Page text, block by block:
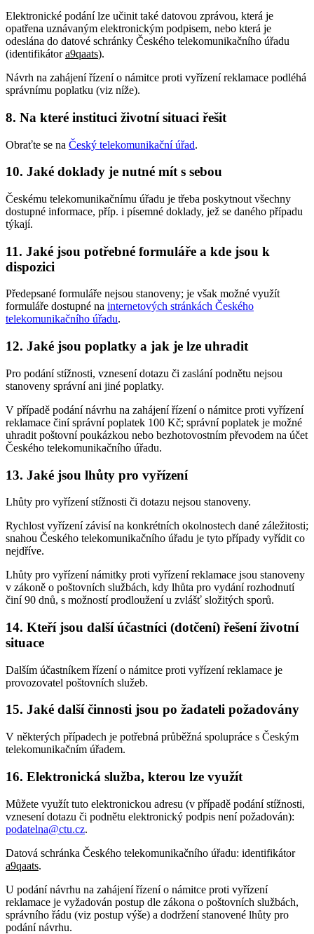
Elektronické podání lze učinit také datovou zprávou, která je
opatřena uznávaným elektronickým podpisem, nebo která je
odeslána do datové schránky Českého telekomunikačního úřadu
(identifikátora9qaats).
Návrh na zahájení řízení o námitce proti vyřízení reklamace podléhá
správnímu poplatku (viz níže).
8. Na které instituci životní situaci řešit
Obraťte se na Český telekomunikační úřad.
10. Jaké doklady je nutné mít s sebou
Českému telekomunikačnímu úřadu je třeba poskytnout všechny
dostupné informace, příp. i písemné doklady, jež se daného případu
týkají.
11. Jaké jsou potřebné formuláře a kde jsou k
dispozici
Předepsané formuláře nejsou stanoveny; je však možné využít
formuláře dostupné na internetových stránkách Českého
telekomunikačního úřadu.
12. Jaké jsou poplatky a jak je lze uhradit
Pro podání stížnosti, vznesení dotazu či zaslání podnětu nejsou
stanoveny správní ani jiné poplatky.
V případě podání návrhu na zahájení řízení o námitce proti vyřízení
reklamace činí správní poplatek 100 Kč; správní poplatek je možné
uhradit poštovní poukázkou nebo bezhotovostním převodem na účet
Českého telekomunikačního úřadu.
13. Jaké jsou lhůty pro vyřízení
Lhůty pro vyřízení stížnosti či dotazu nejsou stanoveny.
Rychlost vyřízení závisí na konkrétních okolnostech dané záležitosti;
snahou Českého telekomunikačního úřadu je tyto případy vyřídit co
nejdříve.
Lhůty pro vyřízení námitky proti vyřízení reklamace jsou stanoveny
v zákoně o poštovních službách, kdy lhůta pro vydání rozhodnutí
činí 90 dnů, s možností prodloužení u zvlášť složitých sporů.
14. Kteří jsou další účastníci (dotčení) řešení životní
situace
Dalším účastníkem řízení o námitce proti vyřízení reklamace je
provozovatel poštovních služeb.
15. Jaké další činnosti jsou po žadateli požadovány
V některých případech je potřebná průběžná spolupráce s Českým
telekomunikačním úřadem.
16. Elektronická služba, kterou lze využít
Můžete využít tuto elektronickou adresu (v případě podání stížnosti,
vznesení dotazu či podnětu elektronický podpis není požadován):
podatelna@ctu.cz.
Datová schránka Českého telekomunikačního úřadu: identifikátor
a9qaats.
U podání návrhu na zahájení řízení o námitce proti vyřízení
reklamace je vyžadován postup dle zákona o poštovních službách,
správního řádu (viz postup výše) a dodržení stanovené lhůty pro
podání návrhu.